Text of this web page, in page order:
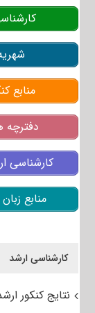
منابع
دفترچه
کارشناسی
منابع
کارشناسی ارشد
نتایج کنکور ارشد